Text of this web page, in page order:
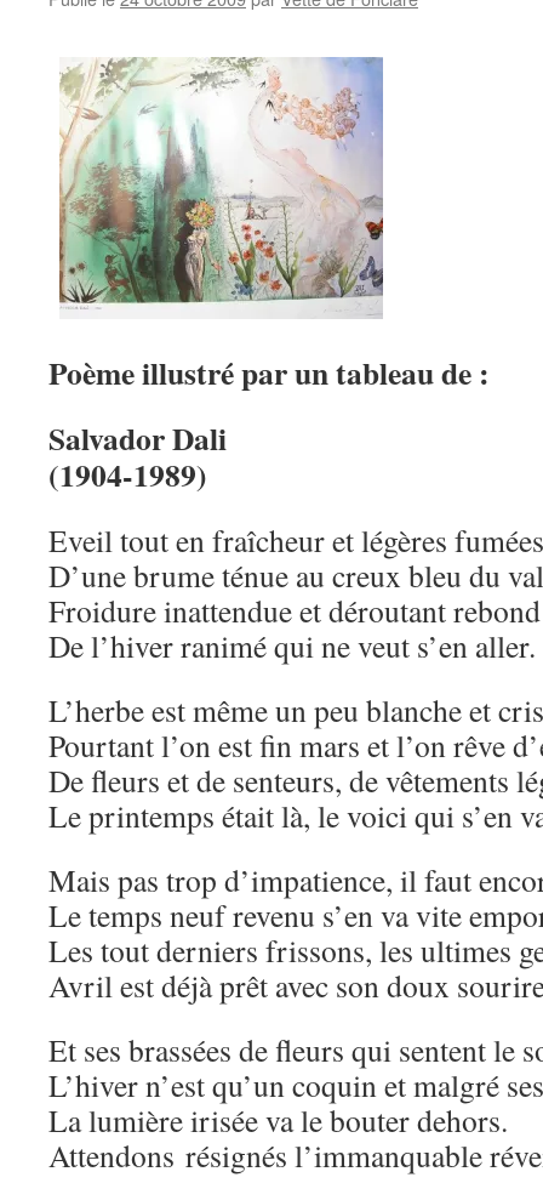
Poème illustré par un tableau de :
Salvador Dali
(1904-1989)
Eveil tout en fraîcheur et légères fumées
D’une brume ténue au creux bleu du
Froidure inattendue et déroutant rebond
De l’hiver ranimé qui ne veut s’en aller.
L’herbe est même un peu blanche et
Pourtant l’on est fin mars et l’on rêve
De fleurs et de senteurs, de vêtements
Le printemps était là, le voici qui s’en
Mais pas trop d’impatience, il faut
Le temps neuf revenu s’en va vite
Les tout derniers frissons, les ultimes
Avril est déjà prêt avec son doux
Et ses brassées de fleurs qui sentent le
L’hiver n’est qu’un coquin et malgré
La lumière irisée va le bouter dehors.
Attendons résignés l’immanquable